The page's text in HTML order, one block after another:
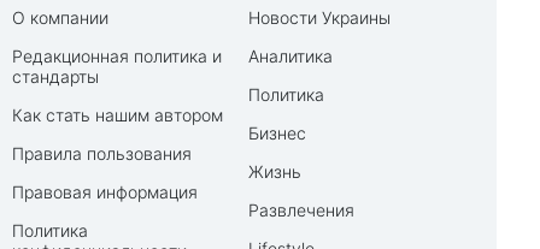
О компании
Редакционная политика и
стандарты
Как стать нашим автором
Правила пользования
Правовая информация
Политика
Новости Украины
Аналитика
Политика
Бизнес
Жизнь
Развлечения